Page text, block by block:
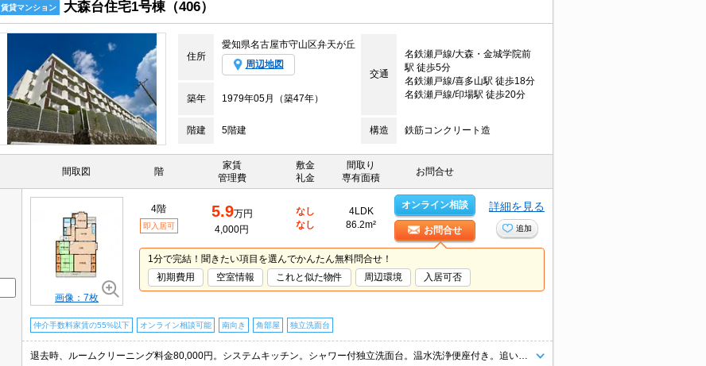
賃貸マンション 大森台住宅1号棟（406）
住所
愛知県名古屋市守山区弁天が丘
周辺地図
交通
名鉄瀬戸線/大森・金城学院前
駅 徒歩5分
名鉄瀬戸線/喜多山駅 徒歩18分
名鉄瀬戸線/印場駅 徒歩20分
築年 1979年05月（築47年）
階建 5階建 構造 鉄筋コンクリート造
間取図 階
家賃
管理費
敷金
礼金
間取り
専有面積
お問合せ
画像：7枚
4階
即入居可
5.9万円
4,000円
なし
なし
4LDK
86.2m²
オンライン相談
お問合せ
詳細を見る
追加
1分で完結！聞きたい項目を選んでかんたん無料問合せ！
初期費用
空室情報 これと似た物件 周辺環境 入居可否
仲介手数料家賃の55%以下 オンライン相談可能 南向き 角部屋 独立洗面台